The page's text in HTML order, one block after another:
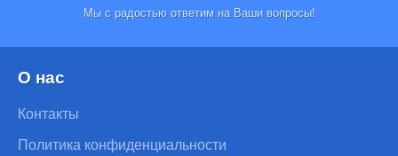
Мы с радостью ответим на Ваши вопросы!
О нас
Контакты
Политика конфиденциальности